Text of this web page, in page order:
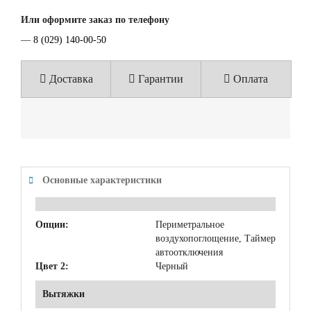
Или оформите заказ по телефону
— 8 (029) 140-00-50
Доставка Гарантии Оплата
Основные характеристики
Опции:
Периметральное
воздухопоглощение, Таймер
автоотключения
Цвет 2:
Черный
Вытяжки